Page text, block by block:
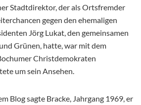
Stadtdirektor, der als Ortsfremder
gegen den ehemaligen
Jörg Lukat, den gemeinsamen
Grünen, hatte, war mit dem
Christdemokraten
um sein Ansehen.
Blog sagte Bracke, Jahrgang 1969, er